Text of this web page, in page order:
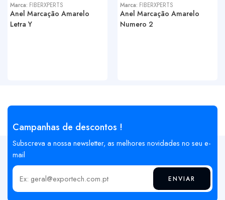
Marca: FIBERXPERTS
Anel Marcação Amarelo
Letra Y
Marca: FIBERXPERTS
Anel Marcação Amarelo
Numero 2
Campanhas de descontos !
Subscreva a nossa newsletter, as melhores novidades no seu e-
mail
Insira o seu email ENVIAR